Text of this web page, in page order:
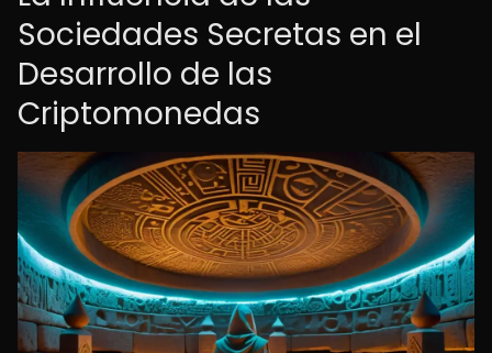
Sociedades Secretas en el
Desarrollo de las
Criptomonedas